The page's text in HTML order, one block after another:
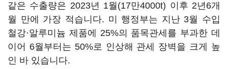
같은 수출량은 2023년 1월(17만4000t) 이후 2년6개
월 만에 가장 적습니다. 미 행정부는 지난 3월 수입
철강·알루미늄 제품에 25%의 품목관세를 부과한 데
이어 6월부터는 50%로 인상해 관세 장벽을 크게 높
인 바 있습니다.